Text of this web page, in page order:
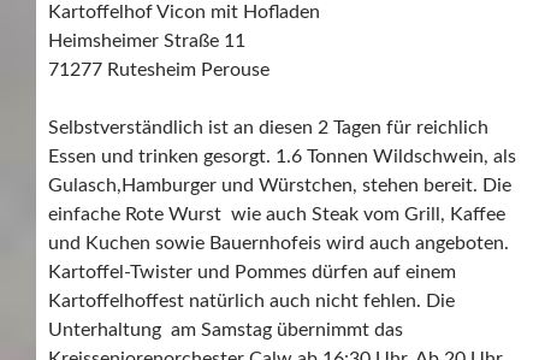
Kartoffelhof Vicon mit Hofladen
Heimsheimer Straße 11
71277 Rutesheim Perouse
Selbstverständlich ist an diesen 2 Tagen für reichlich
Essen und trinken gesorgt. 1.6 Tonnen Wildschwein, als
Gulasch,Hamburger und Würstchen, stehen bereit. Die
einfache Rote Wurst wie auch Steak vom Grill, Kaffee
und Kuchen sowie Bauernhofeis wird auch angeboten.
Kartoffel-Twister und Pommes dürfen auf einem
Kartoffelhoffest natürlich auch nicht fehlen. Die
Unterhaltung am Samstag übernimmt das